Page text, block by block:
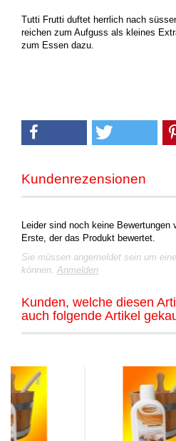
Tutti Frutti duftet herrlich nach
reichen zum Aufguss als kleines
zum Essen dazu.
Kundenrezensionen
Leider sind noch keine Bewertungen
Erste, der das Produkt bewertet.
Sie müssen angemeldet sein um
können. Anmelden
Kunden, welche diesen
auch folgende Artikel